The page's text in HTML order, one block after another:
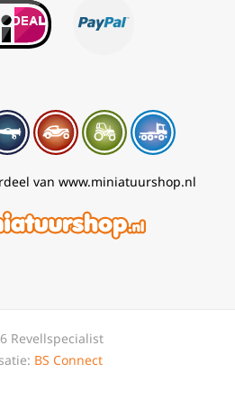
van www.miniatuurshop.nl
Revellspecialist
BS Connect